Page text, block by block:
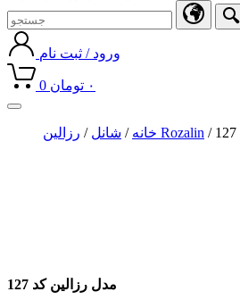
ورود / ثبت نام
0 ۰ تومان
Toggle
navigation
خانه / شانل / رزالین Rozalin
مدل رزالین کد 127